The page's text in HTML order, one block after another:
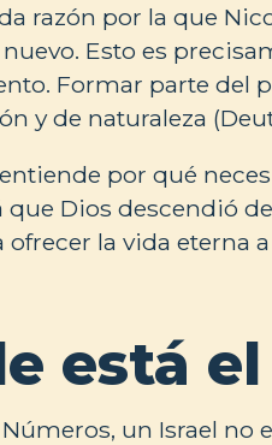
razón por la que
Esto es
Formar parte del
y de naturaleza
por qué
Dios descendió
la vida eterna
está
un Israel no